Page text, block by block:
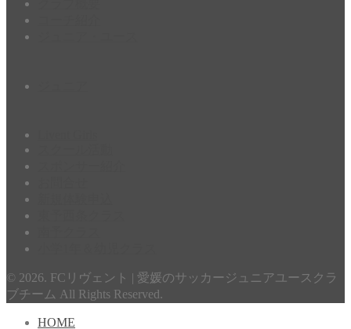
© 2026. FCリヴェント | 愛媛のサッカージュニアユースクラ
ブチーム All Rights Reserved.
HOME